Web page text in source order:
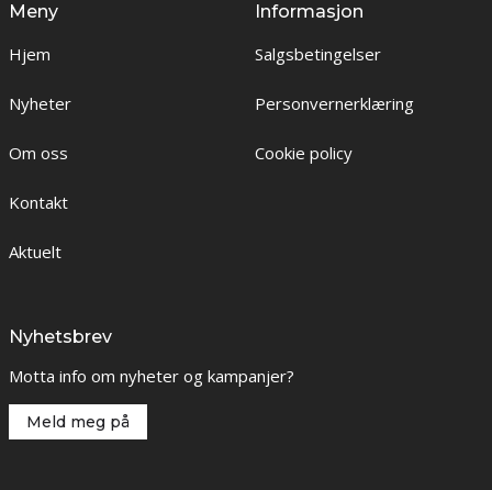
Meny
Hjem
Nyheter
Om oss
Kontakt
Aktuelt
Informasjon
Salgsbetingelser
Personvernerklæring
Cookie policy
Nyhetsbrev
Motta info om nyheter og kampanjer?
Meld meg på